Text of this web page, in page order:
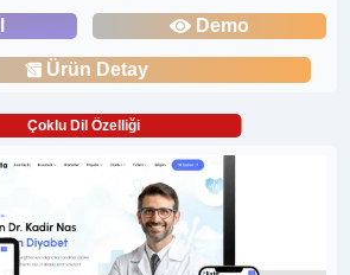
Demo
Ürün Detay
Çoklu Dil Özelliği